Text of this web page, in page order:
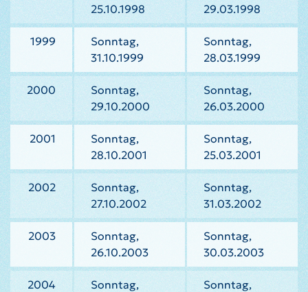
25.10.1998
29.03.1998
1999
Sonntag,
31.10.1999
Sonntag,
28.03.1999
2000
Sonntag,
29.10.2000
Sonntag,
26.03.2000
2001
Sonntag,
28.10.2001
Sonntag,
25.03.2001
2002
Sonntag,
27.10.2002
Sonntag,
31.03.2002
2003
Sonntag,
26.10.2003
Sonntag,
30.03.2003
2004
Sonntag,
Sonntag,